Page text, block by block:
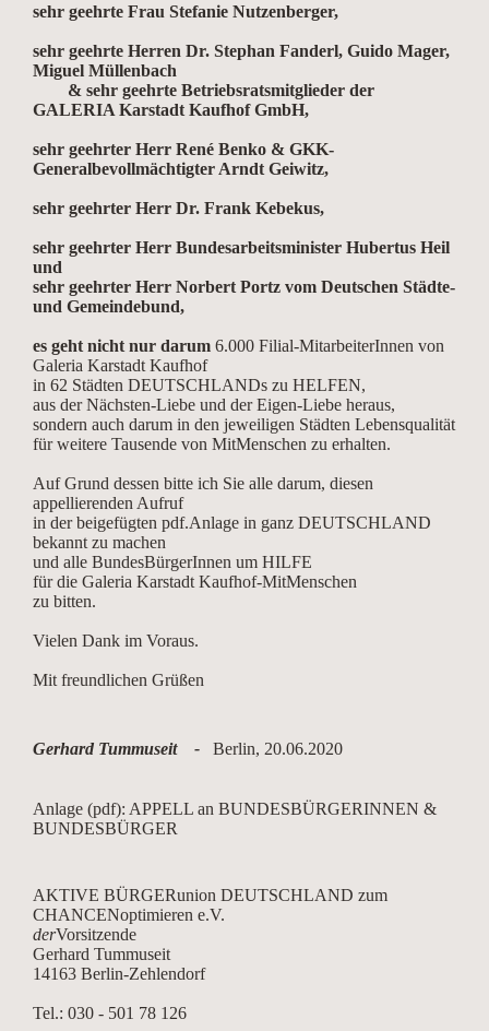
sehr geehrte Frau Stefanie Nutzenberger,
sehr geehrte Herren Dr. Stephan Fanderl, Guido Mager,
Miguel Müllenbach
& sehr geehrte Betriebsratsmitglieder der
GALERIA Karstadt Kaufhof GmbH,
sehr geehrter Herr René Benko & GKK-
Generalbevollmächtigter Arndt Geiwitz,
sehr geehrter Herr Dr. Frank Kebekus,
sehr geehrter Herr Bundesarbeitsminister Hubertus Heil
und
sehr geehrter Herr Norbert Portz vom Deutschen Städte-
und Gemeindebund,
es geht nicht nur darum 6.000 Filial-MitarbeiterInnen von
Galeria Karstadt Kaufhof
in 62 Städten DEUTSCHLANDs zu HELFEN,
aus der Nächsten-Liebe und der Eigen-Liebe heraus,
sondern auch darum in den jeweiligen Städten Lebensqualität
für weitere Tausende von MitMenschen zu erhalten.
Auf Grund dessen bitte ich Sie alle darum, diesen
appellierenden Aufruf
in der beigefügten pdf.Anlage in ganz DEUTSCHLAND
bekannt zu machen
und alle BundesBürgerInnen um HILFE
für die Galeria Karstadt Kaufhof-MitMenschen
zu bitten.
Vielen Dank im Voraus.
Mit freundlichen Grüßen
Gerhard Tummuseit - Berlin, 20.06.2020
Anlage (pdf): APPELL an BUNDESBÜRGERINNEN &
BUNDESBÜRGER
AKTIVE BÜRGERunion DEUTSCHLAND zum
CHANCENoptimieren e.V.
derVorsitzende
Gerhard Tummuseit
14163 Berlin-Zehlendorf
Tel.: 030 - 501 78 126